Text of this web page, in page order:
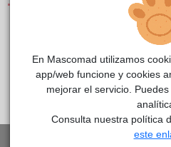
CLÍNICAS DE
PEDIR CITA VOLVER
En Mascomad utilizamos
app/web funcione y cookies
mejorar el servicio.
Consulta nuestra política
este